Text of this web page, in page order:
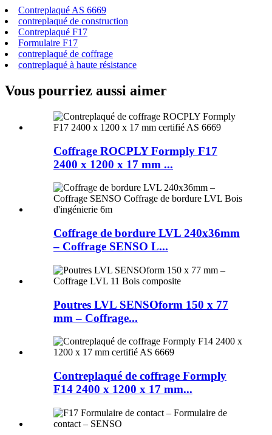
Contreplaqué AS 6669
contreplaqué de construction
Contreplaqué F17
Formulaire F17
contreplaqué de coffrage
contreplaqué à haute résistance
Vous pourriez aussi aimer
Coffrage ROCPLY Formply F17
2400 x 1200 x 17 mm ...
Coffrage de bordure LVL 240x36mm
– Coffrage SENSO L...
Poutres LVL SENSOform 150 x 77
mm – Coffrage...
Contreplaqué de coffrage Formply
F14 2400 x 1200 x 17 mm...